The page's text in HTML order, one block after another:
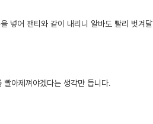
넣어 팬티와 같이 내리니 알바도 빨리 벗겨달
아제껴야겠다는 생각만 듭니다.